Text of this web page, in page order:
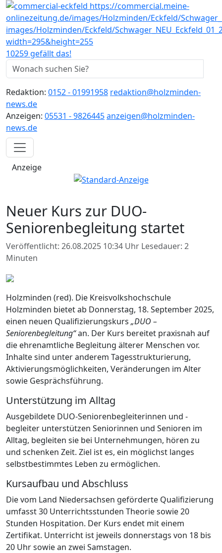
10259 gefällt das!
Redaktion: 0152 - 01991958 redaktion@holzminden-
news.de
Anzeigen: 05531 - 9826445anzeigen@holzminden-
news.de
Anzeige
Neuer Kurs zur DUO-
Seniorenbegleitung startet
Veröffentlicht: 26.08.2025 10:34 Uhr Lesedauer: 2
Minuten
Holzminden (red). Die Kreisvolkshochschule
Holzminden bietet ab Donnerstag, 18. September 2025,
einen neuen Qualifizierungskurs „DUO –
Seniorenbegleitung“an. Der Kurs bereitet praxisnah auf
die ehrenamtliche Begleitung älterer Menschen vor.
Inhalte sind unter anderem Tagesstrukturierung,
Aktivierungsmöglichkeiten, Veränderungen im Alter
sowie Gesprächsführung.
Unterstützung im Alltag
Ausgebildete DUO-Seniorenbegleiterinnen und -
begleiter unterstützen Seniorinnen und Senioren im
Alltag, begleiten sie bei Unternehmungen, hören zu
und schenken Zeit. Ziel ist es, ein möglichst langes
selbstbestimmtes Leben zu ermöglichen.
Kursaufbau und Abschluss
Die vom Land Niedersachsen geförderte Qualifizierung
umfasst 30 Unterrichtsstunden Theorie sowie 20
Stunden Hospitation. Der Kurs endet mit einem
Zertifikat. Unterricht ist jeweils donnerstags von 18 bis
20 Uhr sowie an zwei Samstagen.